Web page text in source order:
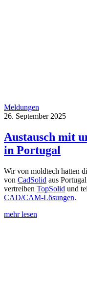
Meldungen
26. September 2025
Austausch mit
in Portugal
Wir von moldtech hatten
von CadSolid aus
vertreiben TopSolid und
CAD/CAM-Lösungen.
mehr lesen